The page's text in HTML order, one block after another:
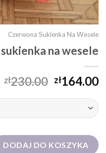
Czerwona Sukienka Na Wesele
na wesele
zł230.00 zł164.00
na wesele
DODAJ DO KOSZYKA